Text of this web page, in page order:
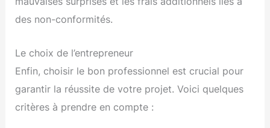
des non-conformités.
Le choix de l’entrepreneur
Enfin, choisir le bon professionnel est crucial pour
garantir la réussite de votre projet. Voici quelques
critères à prendre en compte :